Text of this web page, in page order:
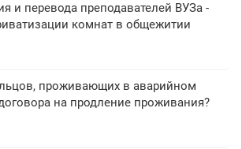
и перевода преподавателей ВУЗа -
комнат в общежитии
проживающих в аварийном
на продление проживания?